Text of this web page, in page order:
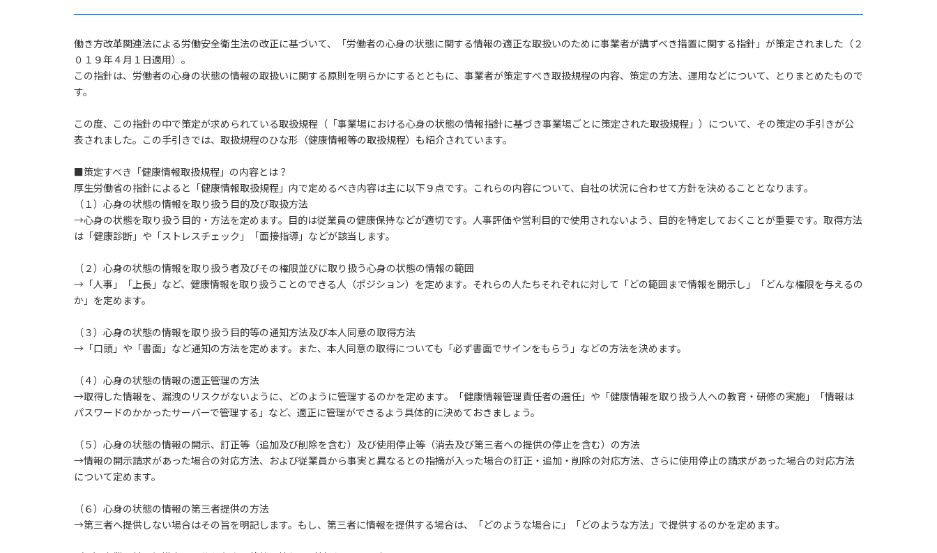
働き方改革関連法による労働安全衛生法の改正に基づいて、「労働者の心身の状態に関する情報の適正な取扱いのために事業者が講ずべき措置に関する指針」が策定されました（２
０１９年４月１日適用）。
この指針は、労働者の心身の状態の情報の取扱いに関する原則を明らかにするとともに、事業者が策定すべき取扱規程の内容、策定の方法、運用などについて、とりまとめたもので
す。
この度、この指針の中で策定が求められている取扱規程（「事業場における心身の状態の情報指針に基づき事業場ごとに策定された取扱規程」）について、その策定の手引きが公
表されました。この手引きでは、取扱規程のひな形（健康情報等の取扱規程）も紹介されています。
■策定すべき「健康情報取扱規程」の内容とは？
厚生労働省の指針によると「健康情報取扱規程」内で定めるべき内容は主に以下９点です。これらの内容について、自社の状況に合わせて方針を決めることとなります。
（１）心身の状態の情報を取り扱う目的及び取扱方法
→心身の状態を取り扱う目的・方法を定めます。目的は従業員の健康保持などが適切です。人事評価や営利目的で使用されないよう、目的を特定しておくことが重要です。取得方法
は「健康診断」や「ストレスチェック」「面接指導」などが該当します。
（２）心身の状態の情報を取り扱う者及びその権限並びに取り扱う心身の状態の情報の範囲
→「人事」「上長」など、健康情報を取り扱うことのできる人（ポジション）を定めます。それらの人たちそれぞれに対して「どの範囲まで情報を開示し」「どんな権限を与えるの
か」を定めます。
（３）心身の状態の情報を取り扱う目的等の通知方法及び本人同意の取得方法
→「口頭」や「書面」など通知の方法を定めます。また、本人同意の取得についても「必ず書面でサインをもらう」などの方法を決めます。
（４）心身の状態の情報の適正管理の方法
→取得した情報を、漏洩のリスクがないように、どのように管理するのかを定めます。「健康情報管理責任者の選任」や「健康情報を取り扱う人への教育・研修の実施」「情報は
パスワードのかかったサーバーで管理する」など、適正に管理ができるよう具体的に決めておきましょう。
（５）心身の状態の情報の開示、訂正等（追加及び削除を含む）及び使用停止等（消去及び第三者への提供の停止を含む）の方法
→情報の開示請求があった場合の対応方法、および従業員から事実と異なるとの指摘が入った場合の訂正・追加・削除の対応方法、さらに使用停止の請求があった場合の対応方法
について定めます。
（６）心身の状態の情報の第三者提供の方法
→第三者へ提供しない場合はその旨を明記します。もし、第三者に情報を提供する場合は、「どのような場合に」「どのような方法」で提供するのかを定めます。